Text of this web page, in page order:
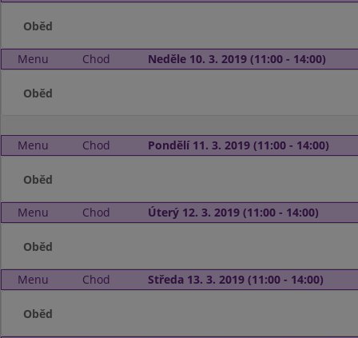
Oběd
Menu Chod Neděle 10. 3. 2019 (11:00 - 14:00)
Oběd
Menu Chod Pondělí 11. 3. 2019 (11:00 - 14:00)
Oběd
Menu Chod Úterý 12. 3. 2019 (11:00 - 14:00)
Oběd
Menu Chod Středa 13. 3. 2019 (11:00 - 14:00)
Oběd